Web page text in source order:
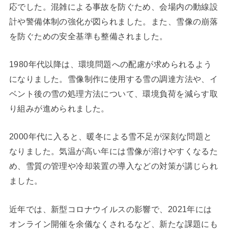
応でした。混雑による事故を防ぐため、会場内の動線設
計や警備体制の強化が図られました。また、雪像の崩落
を防ぐための安全基準も整備されました。
1980年代以降は、環境問題への配慮が求められるよう
になりました。雪像制作に使用する雪の調達方法や、イ
ベント後の雪の処理方法について、環境負荷を減らす取
り組みが進められました。
2000年代に入ると、暖冬による雪不足が深刻な問題と
なりました。気温が高い年には雪像が溶けやすくなるた
め、雪質の管理や冷却装置の導入などの対策が講じられ
ました。
近年では、新型コロナウイルスの影響で、2021年には
オンライン開催を余儀なくされるなど、新たな課題にも